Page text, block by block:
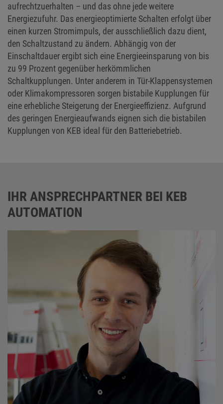
aufrechtzuerhalten – und das ohne jede weitere
Energiezufuhr. Das energieoptimierte Schalten erfolgt über
einen kurzen Stromimpuls, der ausschließlich dazu dient,
den Schaltzustand zu ändern. Abhängig von der
Einschaltdauer ergibt sich eine Energieeinsparung von bis
zu 99 Prozent gegenüber herkömmlichen
Schaltkupplungen. Unter anderem in Tür-Klappensystemen
oder Klimakompressoren sorgen bistabile Kupplungen für
eine erhebliche Steigerung der Energieeffizienz. Aufgrund
des geringen Energieaufwands eignen sich die bistabilen
Kupplungen von KEB ideal für den Batteriebetrieb.
IHR ANSPRECHPARTNER BEI KEB
AUTOMATION